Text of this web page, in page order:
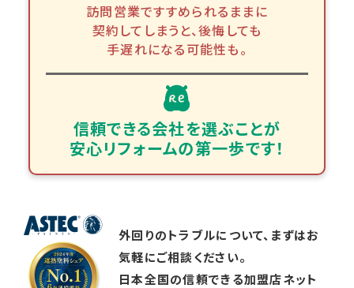
訪問営業ですすめられるままに
契約してしまうと、後悔しても
手遅れになる可能性も。
信頼できる会社を選ぶことが
安心リフォームの第一歩です！
外回りのトラブルについて、まずはお
気軽にご相談ください。
日本全国の信頼できる加盟店ネット